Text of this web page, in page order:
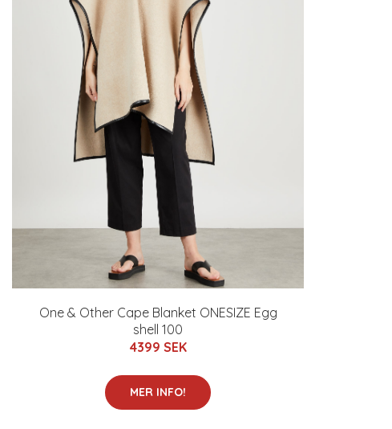
One & Other Cape Blanket ONESIZE Egg
shell 100
4399 SEK
MER INFO!